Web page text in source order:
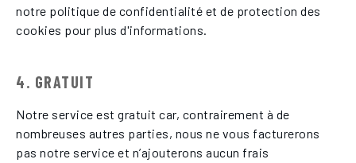
notre politique de confidentialité et de protection des
cookies pour plus d'informations.
4. GRATUIT
Notre service est gratuit car, contrairement à de
nombreuses autres parties, nous ne vous facturerons
pas notre service et n’ajouterons aucun frais